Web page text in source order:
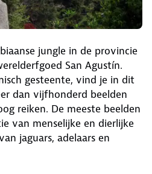
jungle in de provincie
San Agustín.
gesteente, vind je in dit
dan vijfhonderd beelden
reiken. De meeste beelden
van menselijke en dierlijke
jaguars, adelaars en